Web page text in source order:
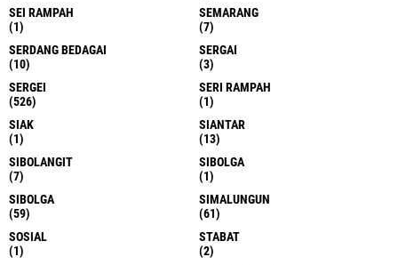
SEI RAMPAH
(1)
SEMARANG
(7)
SERDANG BEDAGAI
(10)
SERGAI
(3)
SERGEI
(526)
SERI RAMPAH
(1)
SIAK
(1)
SIANTAR
(13)
SIBOLANGIT
(7)
SIBOLGA
(1)
SIBOLGA
(59)
SIMALUNGUN
(61)
SOSIAL
(1)
STABAT
(2)